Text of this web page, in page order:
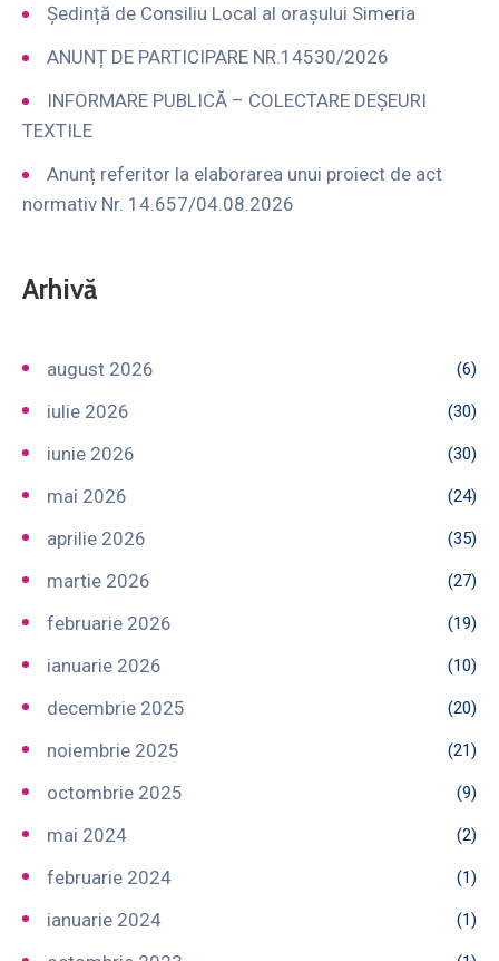
Ședință de Consiliu Local al orașului Simeria
ANUNȚ DE PARTICIPARE NR.14530/2026
INFORMARE PUBLICĂ – COLECTARE DEȘEURI
TEXTILE
Anunț referitor la elaborarea unui proiect de act
normativ Nr. 14.657/04.08.2026
Arhivă
august 2026 (6)
iulie 2026 (30)
iunie 2026 (30)
mai 2026 (24)
aprilie 2026 (35)
martie 2026 (27)
februarie 2026 (19)
ianuarie 2026 (10)
decembrie 2025 (20)
noiembrie 2025 (21)
octombrie 2025 (9)
mai 2024 (2)
februarie 2024 (1)
ianuarie 2024 (1)